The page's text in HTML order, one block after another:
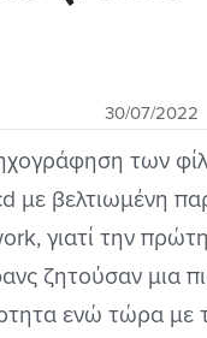
30/07/2022
των
με βελτιωμένη
γιατί την
ζητούσαν μια
ενώ τώρα με